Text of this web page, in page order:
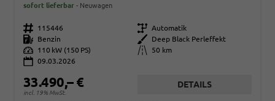
sofort lieferbar Neuwagen
Fahrzeugnr. 115446 Getriebe Automatik
Kraftstoff
Benzin Außenfarbe
Deep Black Perleffekt
Leistung
110 kW (150 PS) Kilometerstand
50 km
09.03.2026
33.490,– €
incl. 19% MwSt.
DETAILS